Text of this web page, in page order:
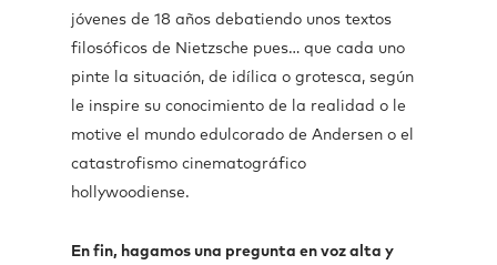
jóvenes de 18 años debatiendo unos textos
filosóficos de Nietzsche pues… que cada uno
pinte la situación, de idílica o grotesca, según
le inspire su conocimiento de la realidad o le
motive el mundo edulcorado de Andersen o el
catastrofismo cinematográfico
hollywoodiense.
En fin, hagamos una pregunta en voz alta y